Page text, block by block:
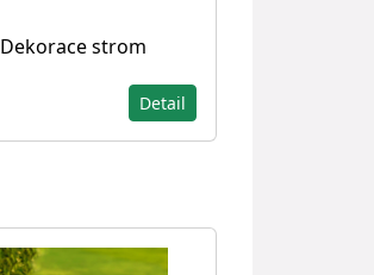
Dekorace strom
Detail